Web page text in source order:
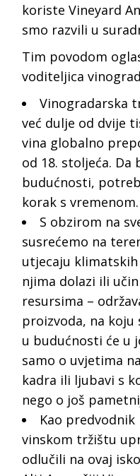
koriste Vineyard
smo razvili u
Tim povodom
voditeljica
Vinogradarska
već dulje od dvije
vina globalno
od 18. stoljeća.
budućnosti,
korak s vremenom.
S obzirom na
susrećemo na
utjecaju
njima dolazi ili
resursima –
proizvoda, na
u budućnosti će u
samo o uvjetima
kadra ili ljubavi s
nego o još
Kao predvodnik
vinskom tržištu
odlučili na ovaj